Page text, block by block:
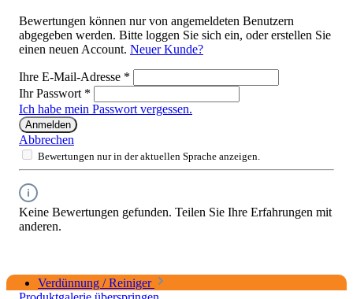
Bewertungen können nur von angemeldeten Benutzern
abgegeben werden. Bitte loggen Sie sich ein, oder erstellen Sie
einen neuen Account. Neuer Kunde?
Ihre E-Mail-Adresse *
Ihr Passwort *
Ich habe mein Passwort vergessen.
Anmelden
Abbrechen
Bewertungen nur in der aktuellen Sprache anzeigen.
Keine Bewertungen gefunden. Teilen Sie Ihre Erfahrungen mit
anderen.
Verdünnung / Reiniger